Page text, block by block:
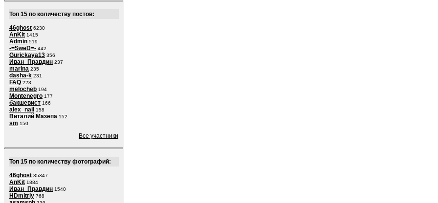
Топ 15 по количеству постов:
46ghost 6230
AnKit 1415
Admin 519
-=SweD=- 442
Gurickaya13 356
Иван_Правдин 237
marina 235
dasha-k 231
FAQ 223
melocheb 194
Montenegro 177
бакшевист 166
alex_nail 158
Виталий Мазепа 152
sm 150
Все участники
Топ 15 по количеству фотографий:
46ghost 35347
AnKit 1884
Иван_Правдин 1540
HDmitriy 768